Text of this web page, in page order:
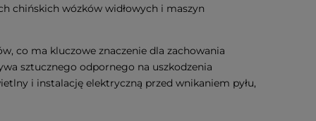
chińskich wózków widłowych i maszyn
co ma kluczowe znaczenie dla zachowania
sztucznego odpornego na uszkodzenia
i instalację elektryczną przed wnikaniem pyłu,